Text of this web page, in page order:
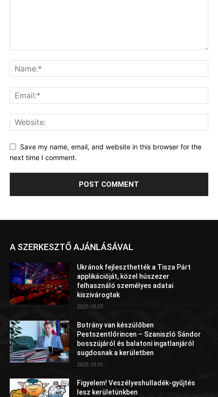
Save my name, email, and website in this browser for the
next time I comment.
A SZERKESZTŐ AJÁNLÁSÁVAL
Ukránok fejleszthették a Tisza Párt
applikációját, közel húszezer
felhasználó személyes adatai
kiszivárogtak
2025.10.07.
Botrány van készülőben
Pestszentlőrincen – Szaniszló Sándor
bosszújáról és balatoni ingatlanjáról
sugdosnak a kerületben
2025.10.01.
Figyelem! Veszélyeshulladék-gyűjtés
lesz kerületünkben